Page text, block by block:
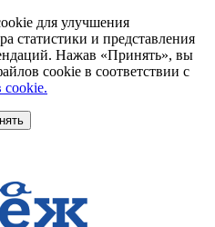
для улучшения
статистики и представления
Нажав «Принять», вы
cookie в соответствии с
cookie.